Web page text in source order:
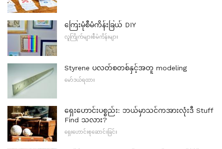
ကြေးမုံစီမံကိန်းခြယ် DIY
လူကြိုက်များစီမံကိန်းများ
Styrene ပလတ်စတစ်နှင့်အတူ modeling
မော်ဒယ်ရထား
ရှေးဟောင်းပစ္စည်း: ဘယ်မှာသင်ကအားလုံးဒီ Stuff
Find သလား?
ရှေးဟောင်းစုဆောင်းခြင်း